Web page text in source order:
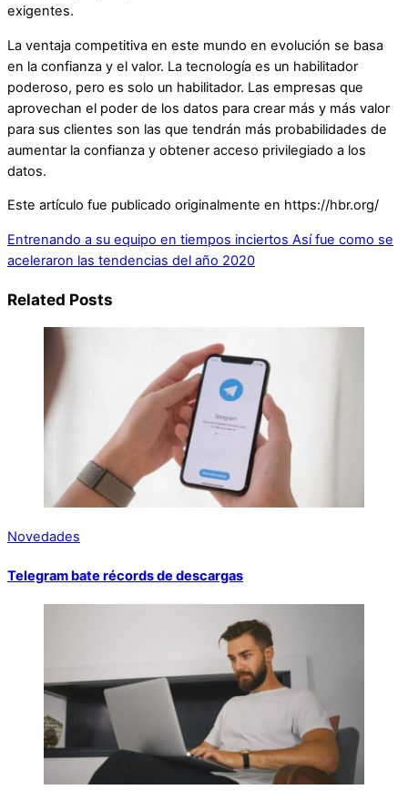
exigentes.
La ventaja competitiva en este mundo en evolución se basa
en la confianza y el valor. La tecnología es un habilitador
poderoso, pero es solo un habilitador. Las empresas que
aprovechan el poder de los datos para crear más y más valor
para sus clientes son las que tendrán más probabilidades de
aumentar la confianza y obtener acceso privilegiado a los
datos.
Este artículo fue publicado originalmente en https://hbr.org/
Entrenando a su equipo en tiempos inciertos Así fue como se
aceleraron las tendencias del año 2020
Related Posts
Novedades
Telegram bate récords de descargas